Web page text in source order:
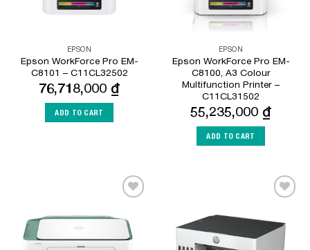
EPSON
Epson WorkForce Pro EM-
C8101 – C11CL32502
76,718,000 ₫
ADD TO CART
EPSON
Epson WorkForce Pro EM-
C8100, A3 Colour
Multifunction Printer –
C11CL31502
55,235,000 ₫
ADD TO CART
Wishlist